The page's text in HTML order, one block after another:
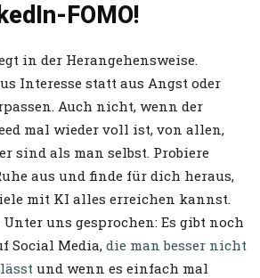
FOMO!
in der Herangehensweise.
Interesse statt aus Angst oder
Auch nicht, wenn der
mal wieder voll ist, von allen,
sind als man selbst. Probiere
aus und finde für dich heraus,
mit KI alles erreichen kannst.
Unter uns gesprochen: Es gibt noch
Social Media, die man besser nicht
und wenn es einfach mal